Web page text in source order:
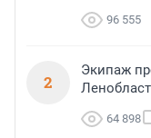
96 555
2
Экипаж
64 898